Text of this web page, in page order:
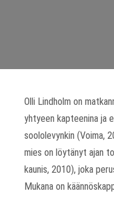
Olli Lindholm on
yhtyeen kapteenina ja
soololevynkin (Voima,
mies on löytänyt ajan
kaunis, 2010), joka
Mukana on